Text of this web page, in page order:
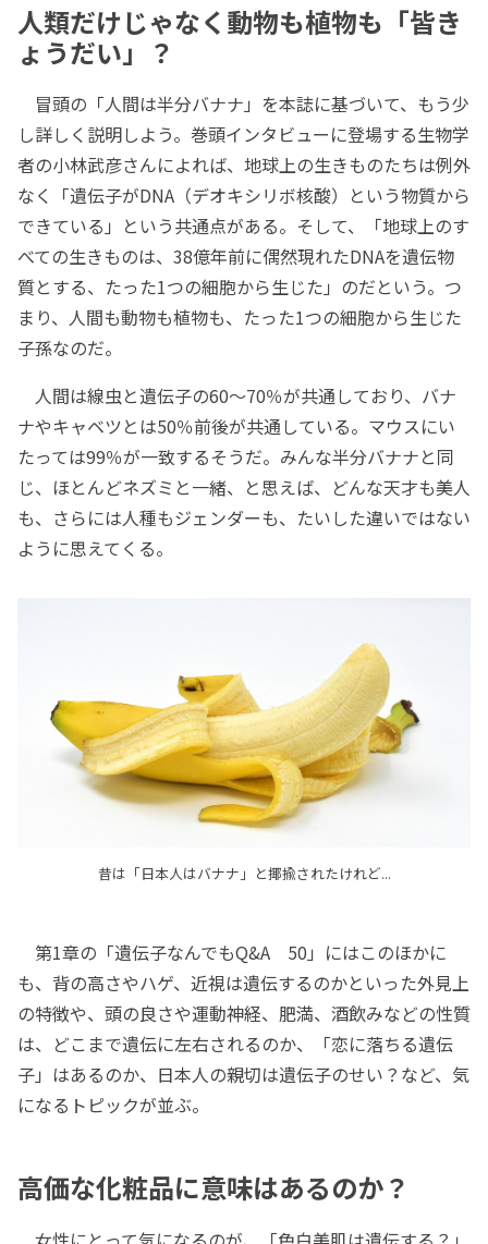
人類だけじゃなく動物も植物も「皆き
ょうだい」？
冒頭の「人間は半分バナナ」を本誌に基づいて、もう少
し詳しく説明しよう。巻頭インタビューに登場する生物学
者の小林武彦さんによれば、地球上の生きものたちは例外
なく「遺伝子がDNA（デオキシリボ核酸）という物質から
できている」という共通点がある。そして、「地球上のす
べての生きものは、38億年前に偶然現れたDNAを遺伝物
質とする、たった1つの細胞から生じた」のだという。つ
まり、人間も動物も植物も、たった1つの細胞から生じた
子孫なのだ。
人間は線虫と遺伝子の60～70％が共通しており、バナ
ナやキャベツとは50％前後が共通している。マウスにい
たっては99％が一致するそうだ。みんな半分バナナと同
じ、ほとんどネズミと一緒、と思えば、どんな天才も美人
も、さらには人種もジェンダーも、たいした違いではない
ように思えてくる。
昔は「日本人はバナナ」と揶揄されたけれど...
第1章の「遺伝子なんでもQ&A 50」にはこのほかに
も、背の高さやハゲ、近視は遺伝するのかといった外見上
の特徴や、頭の良さや運動神経、肥満、酒飲みなどの性質
は、どこまで遺伝に左右されるのか、「恋に落ちる遺伝
子」はあるのか、日本人の親切は遺伝子のせい？など、気
になるトピックが並ぶ。
高価な化粧品に意味はあるのか？